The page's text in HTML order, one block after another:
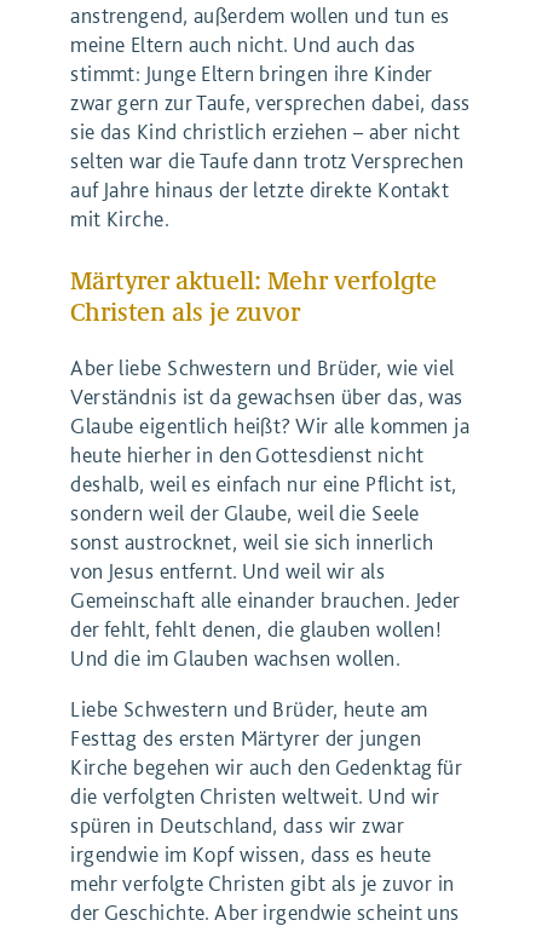
anstrengend, außerdem wollen und tun es
meine Eltern auch nicht. Und auch das
stimmt: Junge Eltern bringen ihre Kinder
zwar gern zur Taufe, versprechen dabei, dass
sie das Kind christlich erziehen – aber nicht
selten war die Taufe dann trotz Versprechen
auf Jahre hinaus der letzte direkte Kontakt
mit Kirche.
Märtyrer aktuell: Mehr verfolgte
Christen als je zuvor
Aber liebe Schwestern und Brüder, wie viel
Verständnis ist da gewachsen über das, was
Glaube eigentlich heißt? Wir alle kommen ja
heute hierher in den Gottesdienst nicht
deshalb, weil es einfach nur eine Pflicht ist,
sondern weil der Glaube, weil die Seele
sonst austrocknet, weil sie sich innerlich
von Jesus entfernt. Und weil wir als
Gemeinschaft alle einander brauchen. Jeder
der fehlt, fehlt denen, die glauben wollen!
Und die im Glauben wachsen wollen.
Liebe Schwestern und Brüder, heute am
Festtag des ersten Märtyrer der jungen
Kirche begehen wir auch den Gedenktag für
die verfolgten Christen weltweit. Und wir
spüren in Deutschland, dass wir zwar
irgendwie im Kopf wissen, dass es heute
mehr verfolgte Christen gibt als je zuvor in
der Geschichte. Aber irgendwie scheint uns